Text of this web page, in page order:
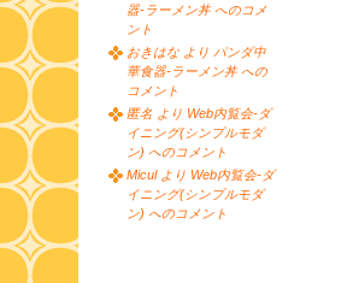
器-ラーメン丼 へのコメ
ント
おきはな より パンダ中
華食器-ラーメン丼 への
コメント
匿名 より Web内覧会-ダ
イニング(シンプルモダ
ン) へのコメント
Micul より Web内覧会-ダ
イニング(シンプルモダ
ン) へのコメント